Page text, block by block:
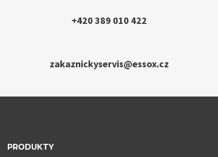
+420 389 010 422
zakaznickyservis@essox.cz
PRODUKTY